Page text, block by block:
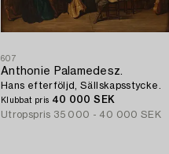
607
Anthonie Palamedesz.
Hans efterföljd, Sällskapsstycke.
Klubbat pris 40 000 SEK
Utropspris 35 000 - 40 000 SEK